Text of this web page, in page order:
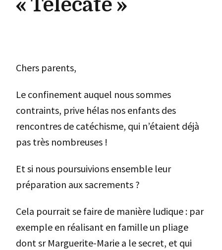
« Télécaté »
Chers parents,
Le confinement auquel nous sommes
contraints, prive hélas nos enfants des
rencontres de catéchisme, qui n’étaient déjà
pas très nombreuses !
Et si nous poursuivions ensemble leur
préparation aux sacrements ?
Cela pourrait se faire de manière ludique : par
exemple en réalisant en famille un pliage
dont sr Marguerite-Marie a le secret, et qui